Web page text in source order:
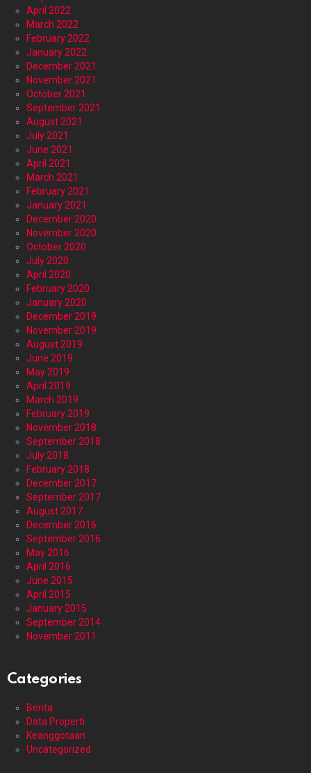
April 2022
March 2022
February 2022
January 2022
December 2021
November 2021
October 2021
September 2021
August 2021
July 2021
June 2021
April 2021
March 2021
February 2021
January 2021
December 2020
November 2020
October 2020
July 2020
April 2020
February 2020
January 2020
December 2019
November 2019
August 2019
June 2019
May 2019
April 2019
March 2019
February 2019
November 2018
September 2018
July 2018
February 2018
December 2017
September 2017
August 2017
December 2016
September 2016
May 2016
April 2016
June 2015
April 2015
January 2015
September 2014
November 2011
Categories
Berita
Data Properti
Keanggotaan
Uncategorized